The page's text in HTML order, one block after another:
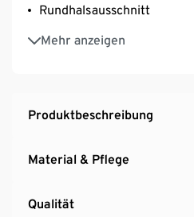
Rundhalsausschnitt
Mehr anzeigen
Brustabnäher für eine
Produktbeschreibung
Material & Pflege
Qualität